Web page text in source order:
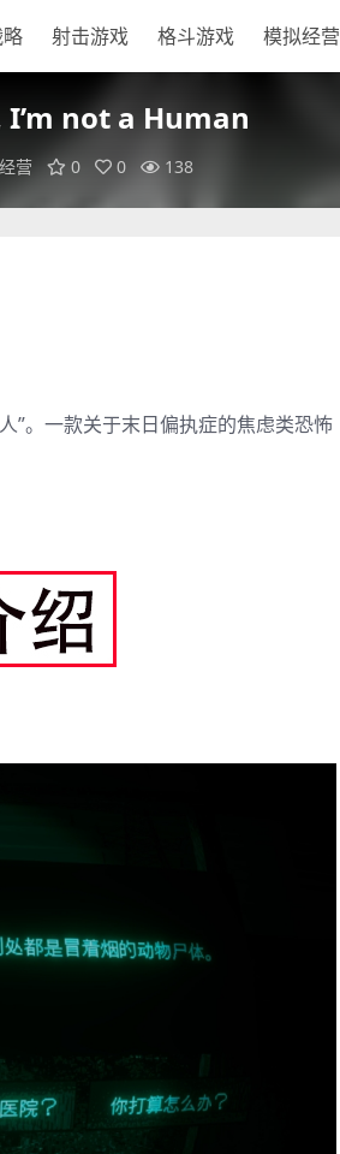
射击游戏 格斗游戏 模拟经营
I’m not a Human
营 0 0 138
”。一款关于末日偏执症的焦虑类恐怖